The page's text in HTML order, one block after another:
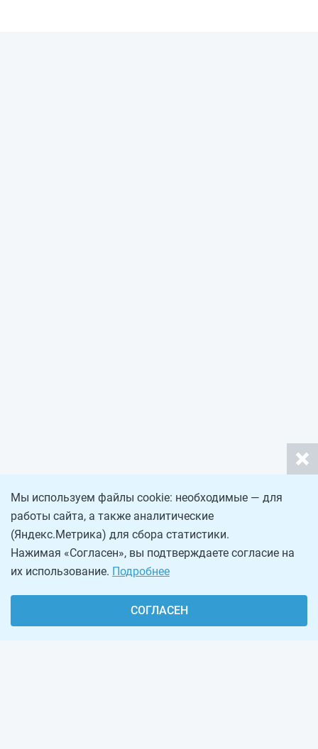
Мы используем файлы cookie: необходимые — для
работы сайта, а также аналитические
(Яндекс.Метрика) для сбора статистики.
Нажимая «Согласен», вы подтверждаете согласие на
их использование. Подробнее
СОГЛАСЕН